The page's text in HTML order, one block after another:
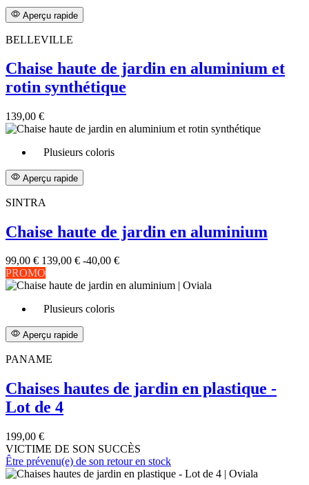
Aperçu rapide
BELLEVILLE
Chaise haute de jardin en aluminium et
rotin synthétique
139,00 €
Plusieurs coloris
Aperçu rapide
SINTRA
Chaise haute de jardin en aluminium
99,00 € 139,00 € -40,00 €
PROMO
Plusieurs coloris
Aperçu rapide
PANAME
Chaises hautes de jardin en plastique -
Lot de 4
199,00 €
VICTIME DE SON SUCCÈS
Être prévenu(e) de son retour en stock